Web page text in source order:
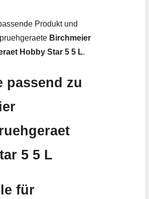
Produkt und
Birchmeier
Hobby Star 5 5 L.
passend zu
5 5 L
für